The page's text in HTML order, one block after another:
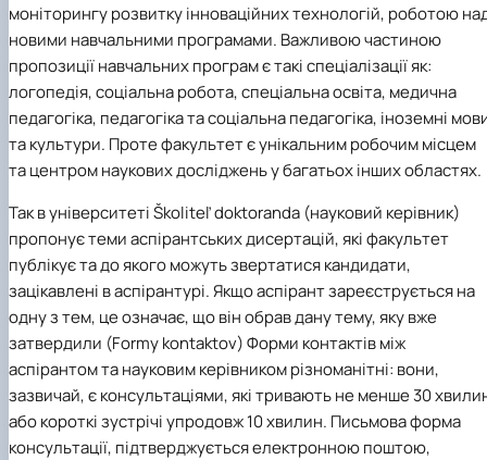
моніторингу розвитку інноваційних технологій, роботою
новими навчальними програмами. Важливою частиною
пропозиції навчальних програм є такі спеціалізації як:
логопедія, соціальна робота, спеціальна освіта, медична
педагогіка, педагогіка та соціальна педагогіка, іноземні
та культури. Проте факультет є унікальним робочим місцем
та центром наукових досліджень у багатьох інших областях.
Так в університеті Školiteľ doktoranda (науковий керівник)
пропонує теми аспірантських дисертацій, які факультет
публікує та до якого можуть звертатися кандидати,
зацікавлені в аспірантурі. Якщо аспірант зареєструється на
одну з тем, це означає, що він обрав дану тему, яку вже
затвердили (Formy kontaktov) Форми контактів між
аспірантом та науковим керівником різноманітні: вони,
зазвичай, є консультаціями, які тривають не менше 30
або короткі зустрічі упродовж 10 хвилин. Письмова форма
консультації, підтверджується електронною поштою,